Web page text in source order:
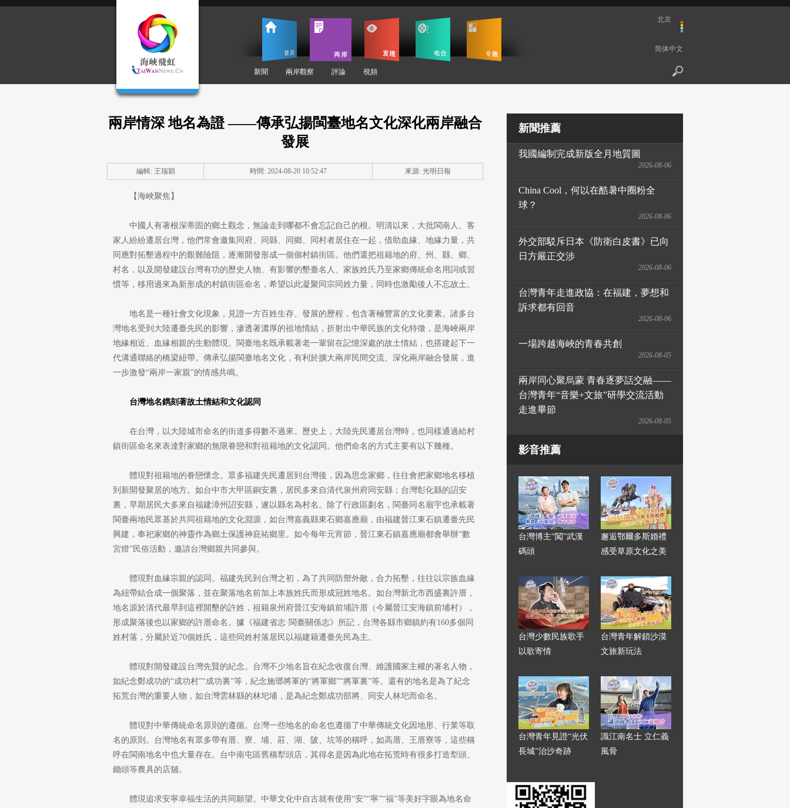
新聞 兩岸觀察 評論 視頻
北京
简体中文
兩岸情深 地名為證 ——傳承弘揚閩臺地名文化深化兩岸融合
發展
編輯: 王瑞穎 時間: 2024-08-20 10:52:47 來源: 光明日報
【海峽聚焦】
中國人有著根深蒂固的鄉土觀念，無論走到哪都不會忘記自己的根。明清以來，大批閩南人、客
家人紛紛遷居台灣，他們常會邀集同府、同縣、同鄉、同村者居住在一起，借助血緣、地緣力量，共
同應對拓墾過程中的艱難險阻，逐漸開發形成一個個村鎮街區。他們還把祖籍地的府、州、縣、鄉、
村名，以及開發建設台灣有功的歷史人物、有影響的墾臺名人、家族姓氏乃至家鄉傳統命名用詞或習
慣等，移用過來為新形成的村鎮街區命名，希望以此凝聚同宗同姓力量，同時也激勵後人不忘故土。
地名是一種社會文化現象，見證一方百姓生存、發展的歷程，包含著極豐富的文化要素。諸多台
灣地名受到大陸遷臺先民的影響，滲透著濃厚的祖地情結，折射出中華民族的文化特徵，是海峽兩岸
地緣相近、血緣相親的生動體現。閩臺地名既承載著老一輩留在記憶深處的故土情結，也搭建起下一
代溝通聯絡的橋梁紐帶。傳承弘揚閩臺地名文化，有利於擴大兩岸民間交流、深化兩岸融合發展，進
一步激發“兩岸一家親”的情感共鳴。
台灣地名鐫刻著故土情結和文化認同
在台灣，以大陸城市命名的街道多得數不過來。歷史上，大陸先民遷居台灣時，也同樣通過給村
鎮街區命名來表達對家鄉的無限眷戀和對祖籍地的文化認同。他們命名的方式主要有以下幾種。
體現對祖籍地的眷戀懷念。眾多福建先民遷居到台灣後，因為思念家鄉，往往會把家鄉地名移植
到新開發聚居的地方。如台中市大甲區銅安裏，居民多來自清代泉州府同安縣；台灣彰化縣的詔安
裏，早期居民大多來自福建漳州詔安縣，遂以縣名為村名。除了行政區劃名，閩臺同名廟宇也承載著
閩臺兩地民眾基於共同祖籍地的文化淵源，如台灣嘉義縣東石鄉嘉應廟，由福建晉江東石鎮遷臺先民
興建，奉祀家鄉的神靈作為鄉土保護神庇祐鄉里。如今每年元宵節，晉江東石鎮嘉應廟都會舉辦“數
宮燈”民俗活動，邀請台灣鄉親共同參與。
體現對血緣宗親的認同。福建先民到台灣之初，為了共同防禦外敵，合力拓墾，往往以宗族血緣
為紐帶結合成一個聚落，並在聚落地名前加上本族姓氏而形成冠姓地名。如台灣新北市西盛裏許厝，
地名源於清代最早到這裡開墾的許姓，祖籍泉州府晉江安海鎮前埔許厝（今屬晉江安海鎮前埔村），
形成聚落後也以家鄉的許厝命名。據《福建省志·閩臺關係志》所記，台灣各縣市鄉鎮約有160多個同
姓村落，分屬於近70個姓氏，這些同姓村落居民以福建籍遷臺先民為主。
體現對開發建設台灣先賢的紀念。台灣不少地名旨在紀念收復台灣、維護國家主權的著名人物，
如紀念鄭成功的“成功村”“成功裏”等，紀念施瑯將軍的“將軍鄉”“將軍裏”等。還有的地名是為了紀念
拓荒台灣的重要人物，如台灣雲林縣的林圯埔，是為紀念鄭成功部將、同安人林圯而命名。
體現對中華傳統命名原則的遵循。台灣一些地名的命名也遵循了中華傳統文化因地形、行業等取
名的原則。台灣地名有眾多帶有厝、寮、埔、莊、湖、陂、坑等的稱呼，如高厝、王厝寮等，這些稱
呼在閩南地名中也大量存在。台中南屯區舊稱犁頭店，其得名是因為此地在拓荒時有很多打造犁頭、
鋤頭等農具的店舖。
體現追求安寧幸福生活的共同願望。中華文化中自古就有使用“安”“寧”“福”等美好字眼為地名命
新聞推薦
我國編制完成新版全月地質圖
2026-08-06
China Cool，何以在酷暑中圈粉全
球？
2026-08-06
外交部駁斥日本《防衛白皮書》已向
日方嚴正交涉
2026-08-06
台灣青年走進政協：在福建，夢想和
訴求都有回音
2026-08-06
一場跨越海峽的青春共創
2026-08-05
兩岸同心聚烏蒙 青春逐夢話交融——
台灣青年“音樂+文旅”研學交流活動
走進畢節
2026-08-05
影音推薦
台灣博主“闖”武漢
碼頭
邂逅鄂爾多斯婚禮
感受草原文化之美
台灣少數民族歌手
以歌寄情
台灣青年解鎖沙漠
文旅新玩法
台灣青年見證“光伏
長城”治沙奇跡
識江南名士 立仁義
風骨